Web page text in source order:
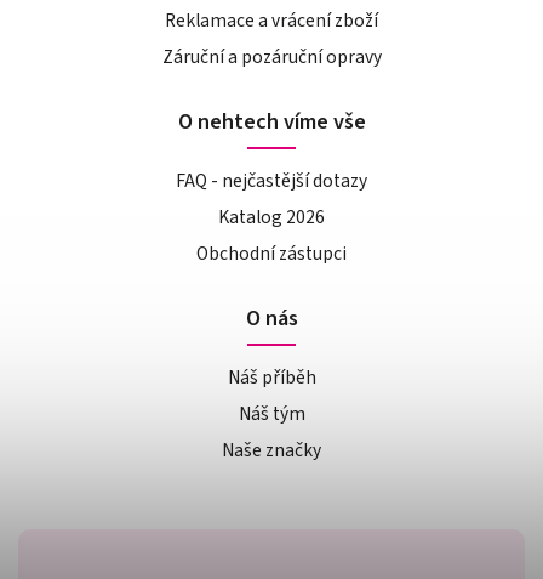
Reklamace a vrácení zboží
Záruční a pozáruční opravy
O nehtech víme vše
FAQ - nejčastější dotazy
Katalog 2026
Obchodní zástupci
O nás
Náš příběh
Náš tým
Naše značky